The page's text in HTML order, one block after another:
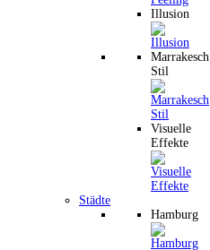
Illusion
Marrakesch
Stil
Visuelle
Effekte
Städte
Hamburg